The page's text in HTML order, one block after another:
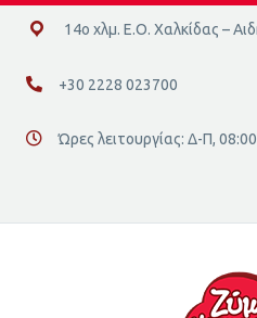
14ο χλμ. Ε.Ο. Χαλκίδας –
14ο χλμ. Ε.Ο. Χαλκίδας –
+30 2228 023700
+30 2228 023700
Διεύθυνση οδός 16, Ελλάδα
Ώρες λειτουργίας: Δ-Π,